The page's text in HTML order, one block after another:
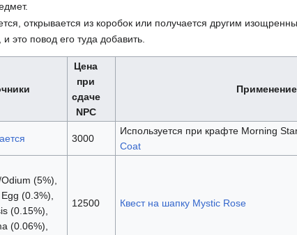
открывается из коробок или получается другим
это повод его туда добавить.
Цена
при
сдаче
NPC
Применение
3000
Используется при крафте Morning
Coat
(5%),
(0.3%),
(0.15%),
(0.06%),
12500 Квест на шапку Mystic Rose